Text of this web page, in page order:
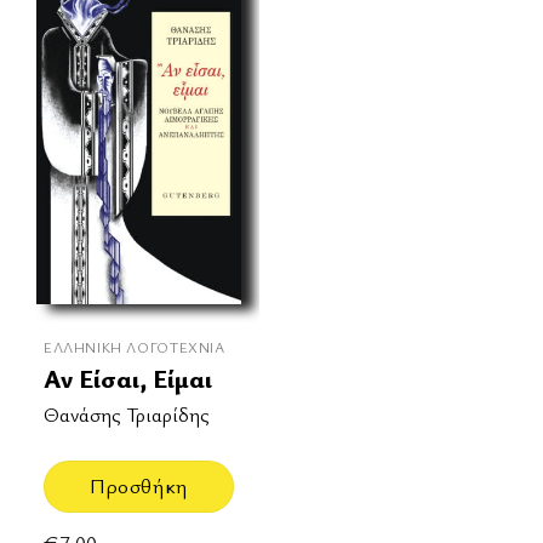
ΕΛΛΗΝΙΚΉ ΛΟΓΟΤΕΧΝΊΑ
Αν Είσαι, Είμαι
Θανάσης Τριαρίδης
Προσθήκη